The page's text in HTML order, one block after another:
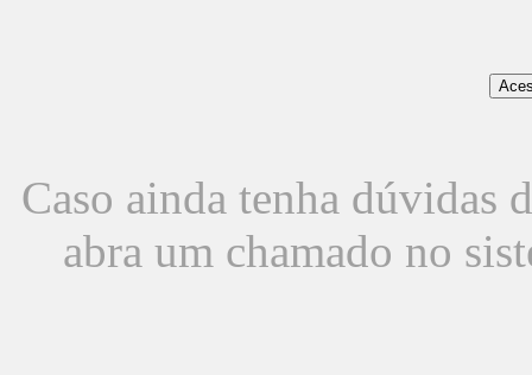
Caso ainda tenha dúvidas
abra um chamado no